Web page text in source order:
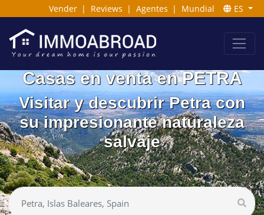
Vender | Reviews | Agentes | Mundial ES
Casas en venta en PETRA
Visitar y descubrir Petra con
su impresionante naturaleza
salvaje